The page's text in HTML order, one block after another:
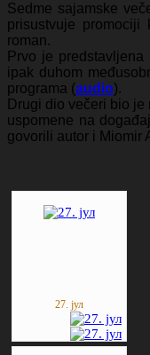
Sedme sajamske
prisustvuje
roman.
Prvo je predstavljena
ipak duhom
programa (audio).
Drugi dio večeri bio je
uspomene na
govorili autor i Miomir
27. јул